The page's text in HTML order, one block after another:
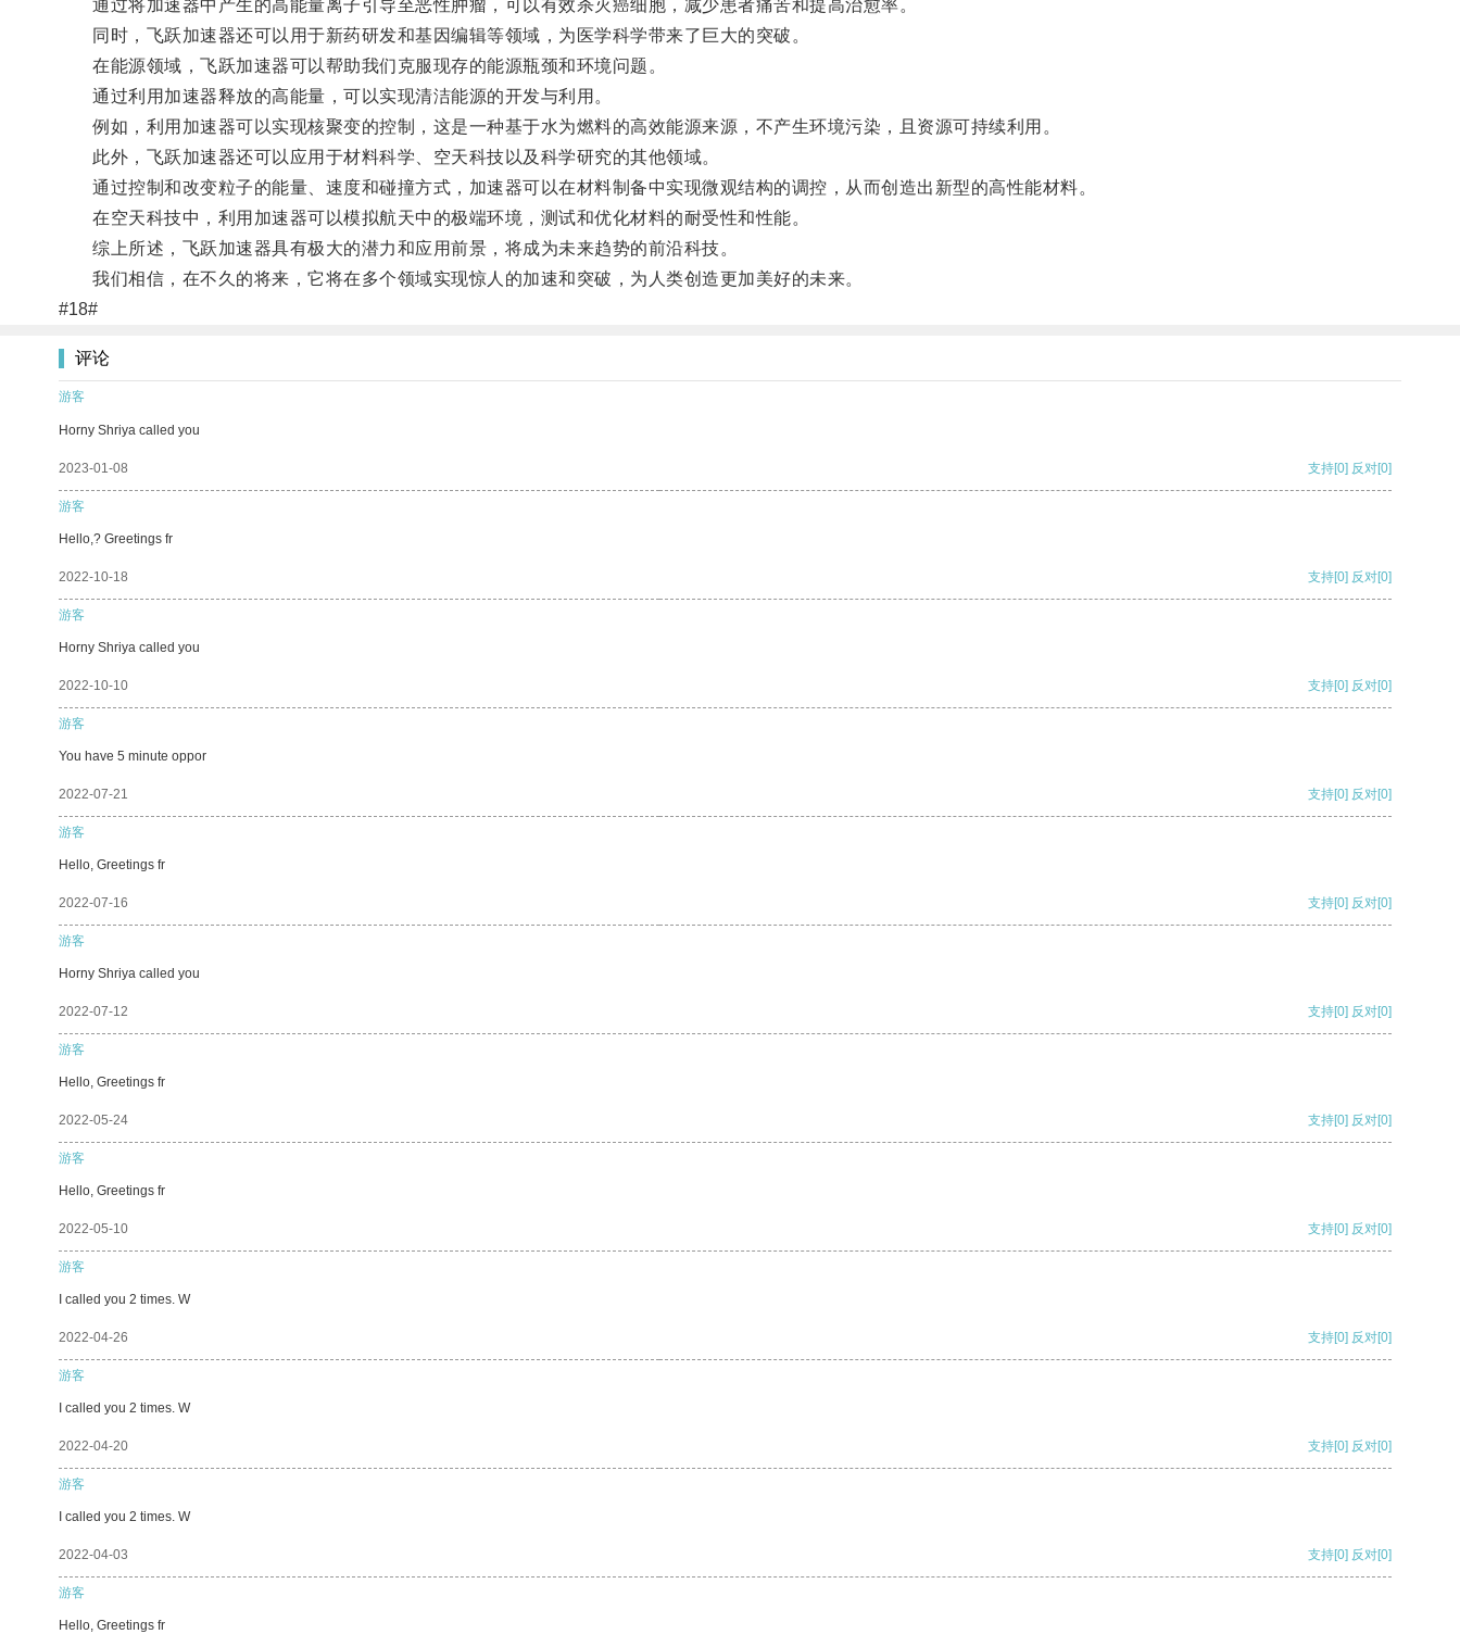
通过将加速器中产生的高能量离子引导至恶性肿瘤，可以有效杀灭癌细胞，减少患者痛苦和提高治愈率。
同时，飞跃加速器还可以用于新药研发和基因编辑等领域，为医学科学带来了巨大的突破。
在能源领域，飞跃加速器可以帮助我们克服现存的能源瓶颈和环境问题。
通过利用加速器释放的高能量，可以实现清洁能源的开发与利用。
例如，利用加速器可以实现核聚变的控制，这是一种基于水为燃料的高效能源来源，不产生环境污染，且资源可持续利用。
此外，飞跃加速器还可以应用于材料科学、空天科技以及科学研究的其他领域。
通过控制和改变粒子的能量、速度和碰撞方式，加速器可以在材料制备中实现微观结构的调控，从而创造出新型的高性能材料。
在空天科技中，利用加速器可以模拟航天中的极端环境，测试和优化材料的耐受性和性能。
综上所述，飞跃加速器具有极大的潜力和应用前景，将成为未来趋势的前沿科技。
我们相信，在不久的将来，它将在多个领域实现惊人的加速和突破，为人类创造更加美好的未来。
#18#
评论
游客
Horny Shriya called you
2023-01-08 支持[0] 反对[0]
游客
Hello,? Greetings fr
2022-10-18 支持[0] 反对[0]
游客
Horny Shriya called you
2022-10-10 支持[0] 反对[0]
游客
You have 5 minute oppor
2022-07-21 支持[0] 反对[0]
游客
Hello, Greetings fr
2022-07-16 支持[0] 反对[0]
游客
Horny Shriya called you
2022-07-12 支持[0] 反对[0]
游客
Hello, Greetings fr
2022-05-24 支持[0] 反对[0]
游客
Hello, Greetings fr
2022-05-10 支持[0] 反对[0]
游客
I called you 2 times. W
2022-04-26 支持[0] 反对[0]
游客
I called you 2 times. W
2022-04-20 支持[0] 反对[0]
游客
I called you 2 times. W
2022-04-03 支持[0] 反对[0]
游客
Hello, Greetings fr